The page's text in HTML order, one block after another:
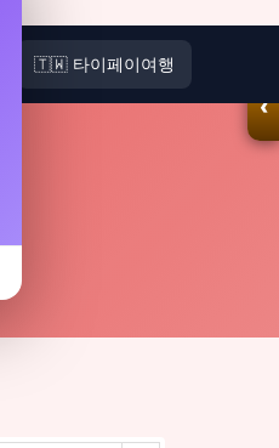
‹
🇹🇼 타이페이여행